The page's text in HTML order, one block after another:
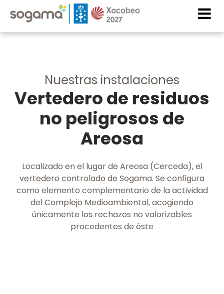
Pasar al contenido principal
Imaxe Imaxe
Nuestras instalaciones
Vertedero de residuos
no peligrosos de
Areosa
Localizado en el lugar de Areosa (Cerceda), el
vertedero controlado de Sogama. Se configura
como elemento complementario de la actividad
del Complejo Medioambiental, acogiendo
únicamente los rechazos no valorizables
procedentes de éste